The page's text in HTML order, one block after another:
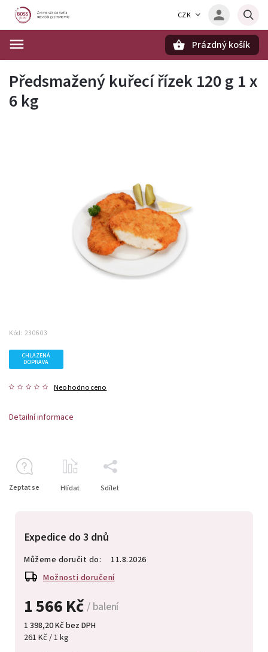
CZK
Prázdný košík
Předsmažený kuřecí řízek 120 g 1 x
6 kg
Kód: 230603
CHLAZENÁ
DOPRAVA
Neohodnoceno
1 566 Kč/ balení
1 398,20 Kč bez DPH
261 Kč / 1 kg
Expedice do 3 dnů
Můžeme doručit do:
11.8.2026
Možnosti doručení
Detailní informace
Zeptat se Hlídat Sdílet